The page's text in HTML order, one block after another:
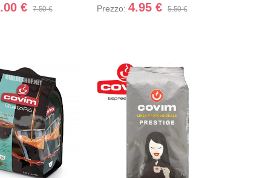
€ 7.50 €
Prezzo:4.95 € 5.50 €
- 96 DOLCE GUSTO COVIMPRESTIGE - 1 KG CAFFÈ IN GRANI